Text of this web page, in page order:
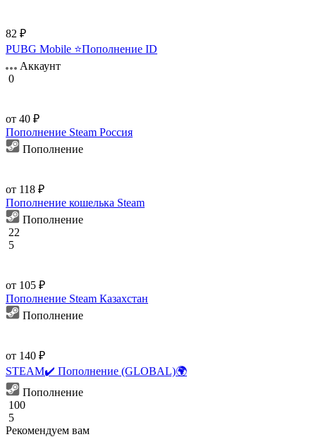
82 ₽
PUBG Mobile ⭐Пополнение ID
Аккаунт
0
от 40 ₽
Пополнение Steam Россия
Пополнение
от 118 ₽
Пополнение кошелька Steam
Пополнение
22
5
от 105 ₽
Пополнение Steam Казахстан
Пополнение
от 140 ₽
STEAM✔️ Пополнение (GLOBAL)🌍
Пополнение
100
5
Рекомендуем вам